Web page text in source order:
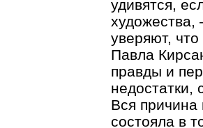
удивятся,
художества,
уверяют,
Павла
правды и
Вся причина
состояла в